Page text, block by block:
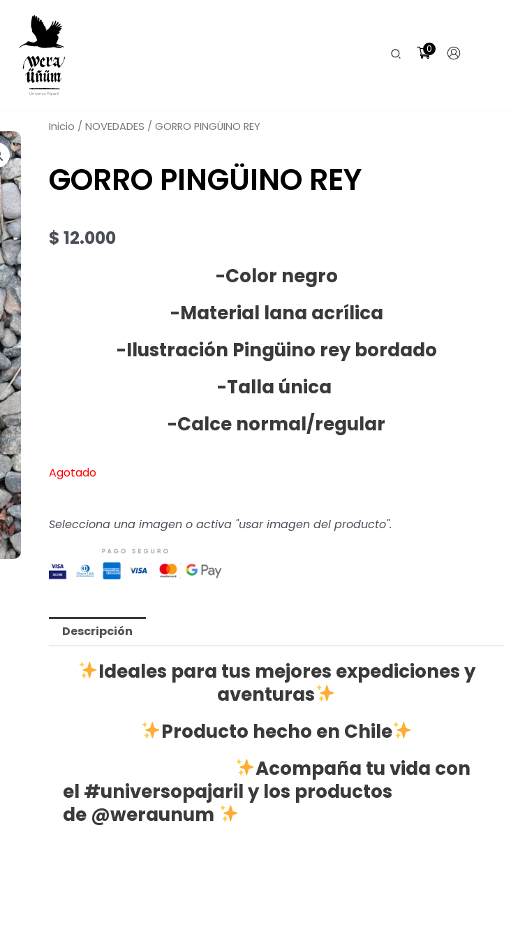
Buscar
0
Inicio / NOVEDADES / GORRO PINGÜINO REY
GORRO PINGÜINO REY
$ 12.000
-Color negro
-Material lana acrílica
-Ilustración Pingüino rey bordado
-Talla única
-Calce normal/regular
Agotado
Selecciona una imagen o activa "usar imagen del producto".
Descripción
Ideales para tus mejores expediciones y
aventuras
Producto hecho en Chile
Acompaña tu vida con
el #universopajarily los productos
de @weraunum